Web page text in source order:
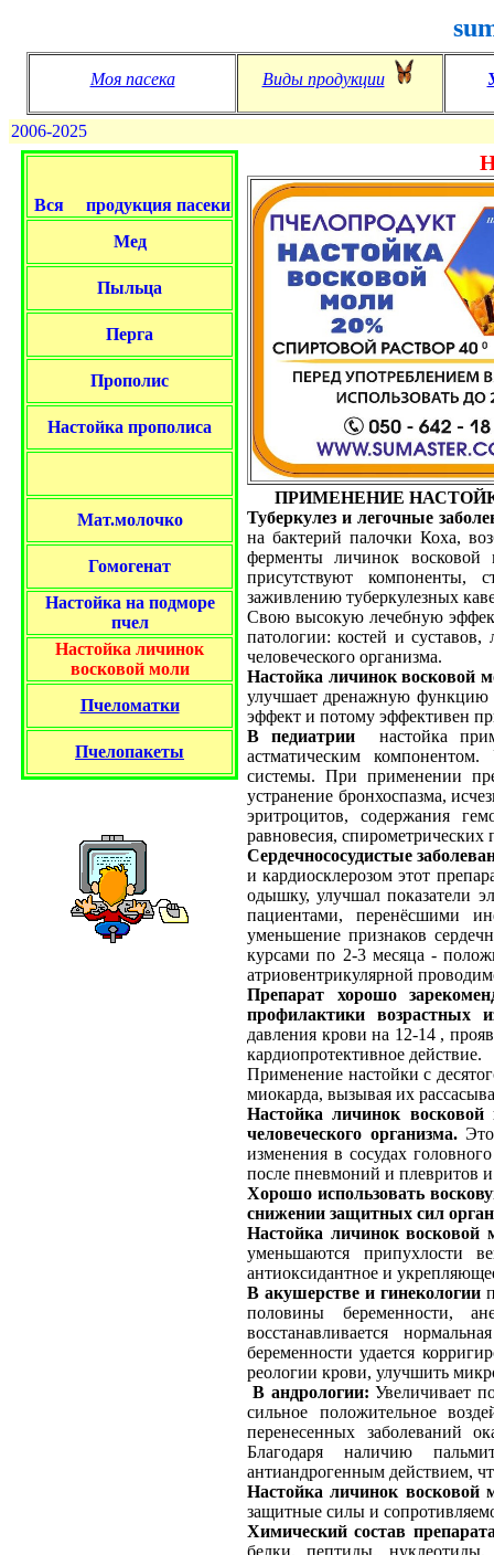
Моя пасека Виды продукции
2006-2025
Вся
продукция пасеки
Мед
Пыльца
Перга
Прополис
Настойка прополиса
Мат.молочко
Гомогенат
Настойка на подморе
пчел
Настойка личинок
восковой моли
Пчеломатки
Пчелопакеты
ПРИМЕНЕНИЕ
Туберкулез и легочные
на бактерий палочки Коха,
ферменты личинок восковой
присутствуют компоненты,
заживлению туберкулезных
Свою высокую лечебную
патологии: костей и
человеческого организма.
Настойка личинок восковой
улучшает дренажную функцию
эффект и потому эффективен
В педиатрии настойка
астматическим
системы. При применении
устранение бронхоспазма,
эритроцитов, содержания
равновесия, спирометрических
Сердечнососудистые
и кардиосклерозом этот
одышку, улучшал показатели
пациентами, перенёсшими
уменьшение признаков
курсами по 2-3 месяца -
атриовентрикулярной
Препарат хорошо
профилактики возрастных
давления крови на 12-14 ,
кардиопротективное действие.
Применение настойки с
миокарда, вызывая их
Настойка личинок
человеческого организма.Это
изменения в сосудах
после пневмоний и плевритов
Хорошо использовать
снижении защитных сил
Настойка личинок восковой
уменьшаются припухлости
антиоксидантное и
В акушерстве и гинекологии
половины беременности,
восстанавливается
беременности удается
реологии крови, улучшить
В андрологии: Увеличивает
сильное положительное
перенесенных заболеваний
Благодаря наличию
антиандрогенным действием,
Настойка личинок
защитные силы и
Химический состав
белки, пептиды, нуклеотиды,